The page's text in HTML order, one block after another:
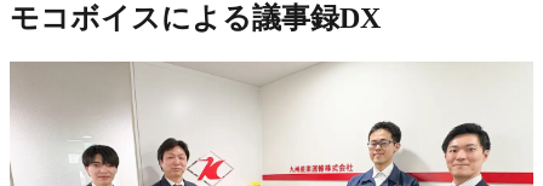
モコボイスによる議事録DX